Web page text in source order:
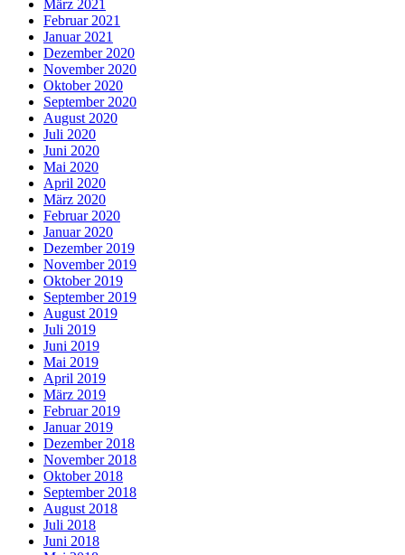
März 2021
Februar 2021
Januar 2021
Dezember 2020
November 2020
Oktober 2020
September 2020
August 2020
Juli 2020
Juni 2020
Mai 2020
April 2020
März 2020
Februar 2020
Januar 2020
Dezember 2019
November 2019
Oktober 2019
September 2019
August 2019
Juli 2019
Juni 2019
Mai 2019
April 2019
März 2019
Februar 2019
Januar 2019
Dezember 2018
November 2018
Oktober 2018
September 2018
August 2018
Juli 2018
Juni 2018